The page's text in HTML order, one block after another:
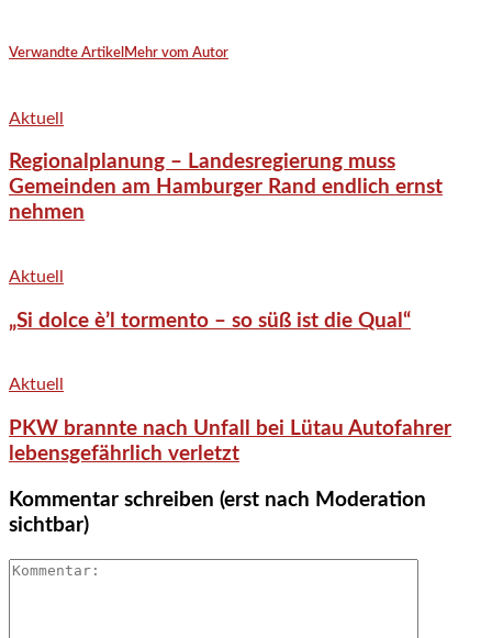
Verwandte Artikel Mehr vom Autor
Aktuell
Regionalplanung – Landesregierung muss
Gemeinden am Hamburger Rand endlich ernst
nehmen
Aktuell
„Si dolce è’l tormento – so süß ist die Qual“
Aktuell
PKW brannte nach Unfall bei Lütau Autofahrer
lebensgefährlich verletzt
Kommentar schreiben (erst nach Moderation
sichtbar)